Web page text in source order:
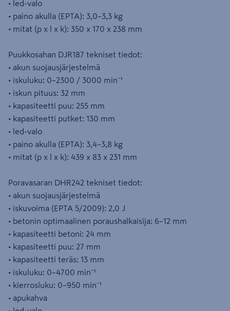
• led-valo
• paino akulla (EPTA): 3,0–3,3 kg
• mitat (p x l x k): 350 x 170 x 238 mm
Puukkosahan DJR187 tekniset tiedot:
• akun suojausjärjestelmä
• iskuluku: 0–2300 / 3000 min⁻¹
• iskun pituus: 32 mm
• kapasiteetti puu: 255 mm
• kapasiteetti putket: 130 mm
• led-valo
• paino akulla (EPTA): 3,4–3,8 kg
• mitat (p x l x k): 439 x 83 x 231 mm
Poravasaran DHR242 tekniset tiedot:
• akun suojausjärjestelmä
• iskuvoima (EPTA 5/2009): 2,0 J
• betonin optimaalinen poraushalkaisija: 6–12 mm
• kapasiteetti betoni: 24 mm
• kapasiteetti puu: 27 mm
• kapasiteetti teräs: 13 mm
• iskuluku: 0–4700 min⁻¹
• kierrosluku: 0–950 min⁻¹
• apukahva